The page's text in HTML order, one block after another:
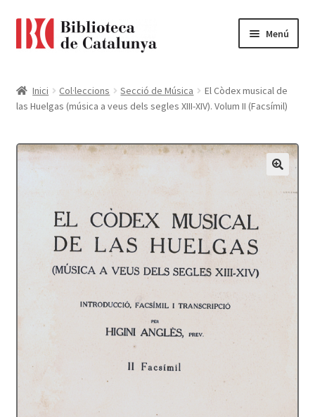
Menú
Accessibilitat
Cistella
El meu compte
Finalitzar compra
Payment
Protecció de dades
Termes i condicions
Inici Col·leccions Secció de Música
El Còdex musical de
las Huelgas (música a veus dels segles XIII-XIV). Volum II (Facsímil)